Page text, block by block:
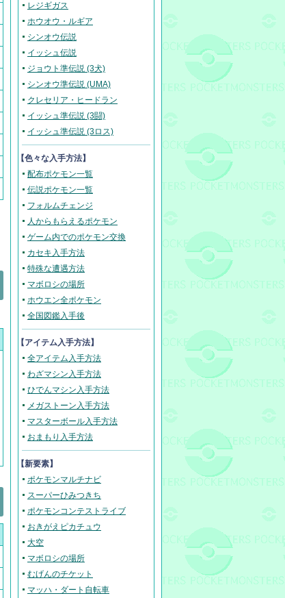
レジギガス
ホウオウ・ルギア
シンオウ伝説
イッシュ伝説
ジョウト準伝説 (3犬)
シンオウ準伝説 (UMA)
クレセリア・ヒードラン
イッシュ準伝説 (3闘)
イッシュ準伝説 (3ロス)
【色々な入手方法】
配布ポケモン一覧
伝説ポケモン一覧
フォルムチェンジ
人からもらえるポケモン
ゲーム内でのポケモン交換
カセキ入手方法
特殊な遭遇方法
マボロシの場所
ホウエン全ポケモン
全国図鑑入手後
【アイテム入手方法】
全アイテム入手方法
わざマシン入手方法
ひでんマシン入手方法
メガストーン入手方法
マスターボール入手方法
おまもり入手方法
【新要素】
ポケモンマルチナビ
スーパーひみつきち
ポケモンコンテストライブ
おきがえピカチュウ
大空
マボロシの場所
むげんのチケット
マッハ・ダート自転車